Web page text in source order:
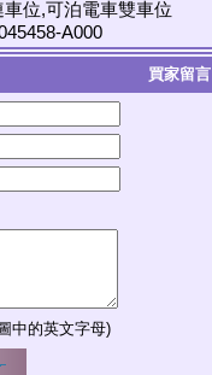
位,可泊電車雙車位
A000
買家留言
中的英文字母)